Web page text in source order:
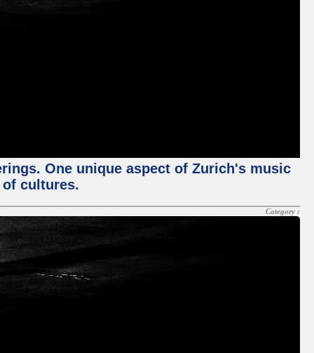
One unique aspect of Zurich's music
cultures.
Category :